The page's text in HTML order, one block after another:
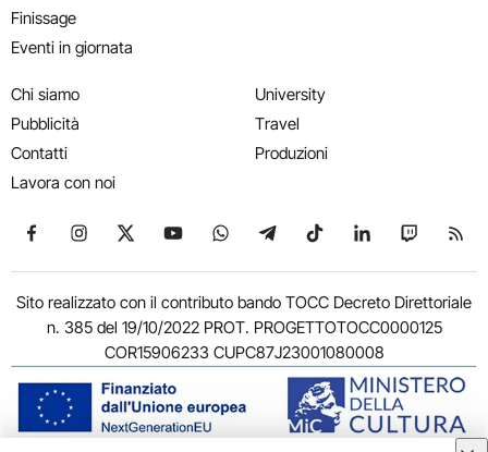
Finissage
Eventi in giornata
Chi siamo
Pubblicità
Contatti
Lavora con noi
University
Travel
Produzioni
Seguici su Facebook
Seguici su Instagram
Seguici su X
Seguici su YouTube
Seguici su WhatsApp
Seguici su Telegram
Seguici su TikTok
Seguici su
Seguici
Sito realizzato con il contributo bando TOCC Decreto Direttoriale
n. 385 del 19/10/2022 PROT. PROGETTOTOCC0000125
COR15906233 CUPC87J23001080008